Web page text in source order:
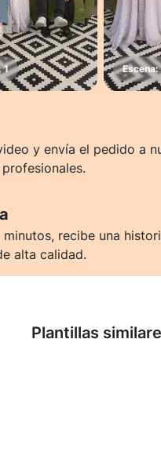
y envía el pedido a
minutos, recibe una
alta calidad.
PlantillasSaber más